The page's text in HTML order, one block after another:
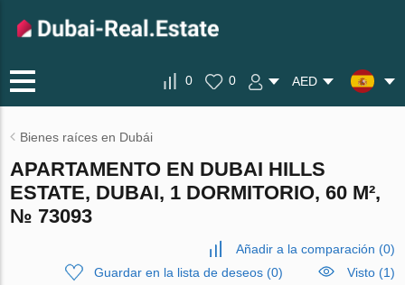
0 0 AED
Bienes raíces en Dubái
APARTAMENTO EN DUBAI HILLS
ESTATE, DUBAI, 1 DORMITORIO, 60 M²,
№ 73093
Añadir a la comparación (0)
Guardar en la lista de deseos(0)
Visto (1)